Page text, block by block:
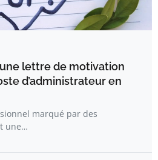
lettre de motivation
d’administrateur en
marqué par des
une…